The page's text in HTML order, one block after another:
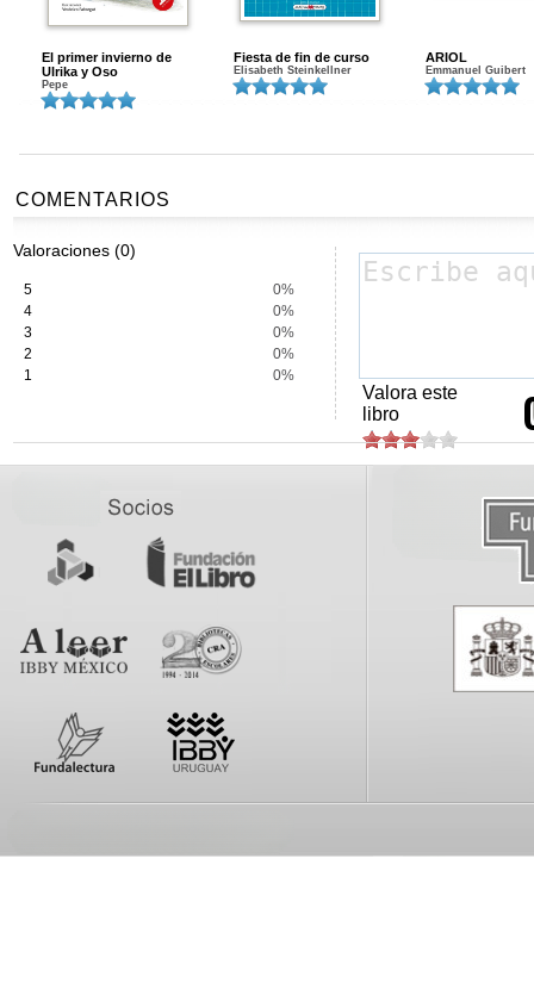
El primer invierno de
Ulrika y Oso
Pepe
Fiesta de fin de curso
Elisabeth Steinkellner
ARIOL
Emmanuel Guibert
COMENTARIOS
Valoraciones (0)
5
0%
4
0%
3
0%
2
0%
1
0%
Valora este
libro